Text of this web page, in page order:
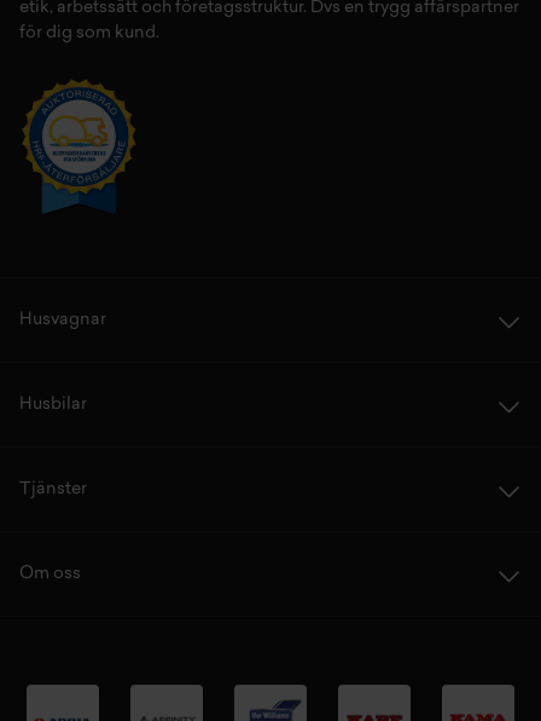
etik, arbetssätt och företagsstruktur. Dvs en trygg affärspartner
för dig som kund.
Husvagnar
Husbilar
Tjänster
Om oss